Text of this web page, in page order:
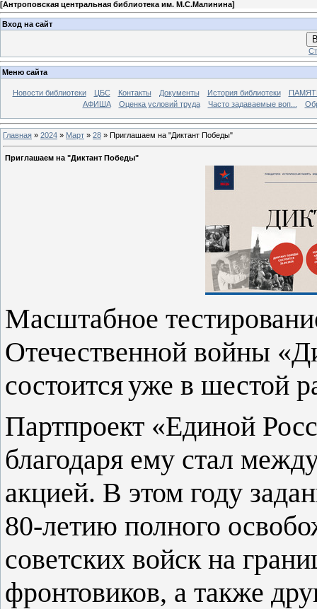
[Антроповская центральная библиотека им. М.С.Малинина]
Вход на сайт
Меню сайта
Новости библиотеки ЦБС Контакты Документы История библиотеки
АФИША
Оценка условий труда Часто задаваемые воп...
Главная » 2024 » Март » 28 » Приглашаем на "Диктант Победы"
Приглашаем на "Диктант Победы"
Масштабное
Отечественной войны
состоитсяуже в шестой
Партпроект «Единой
благодаря ему стал
акцией. В этом году
80-летию полного
советских войск на
фронтовиков, а также